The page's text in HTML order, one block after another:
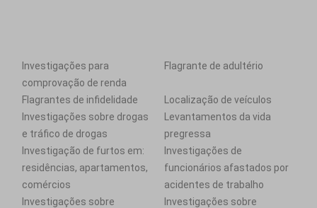
Investigações para
comprovação de renda
Flagrante de adultério
Flagrantes de infidelidade
Localização de veículos
Investigações sobre drogas
e tráfico de drogas
Levantamentos da vida
pregressa
Investigação de furtos em:
residências, apartamentos,
comércios
Investigações de
funcionários afastados por
acidentes de trabalho
Investigações sobre
Investigações sobre